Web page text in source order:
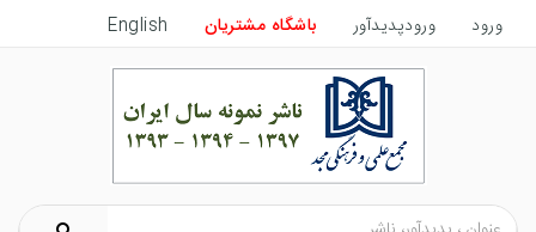
ورود ورودپدیدآور باشگاه مشتریان English